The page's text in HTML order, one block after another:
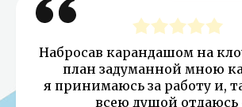
Набросав карандашом на
план задуманной мною
я принимаюсь за работу и,
всею душой отдаюсь